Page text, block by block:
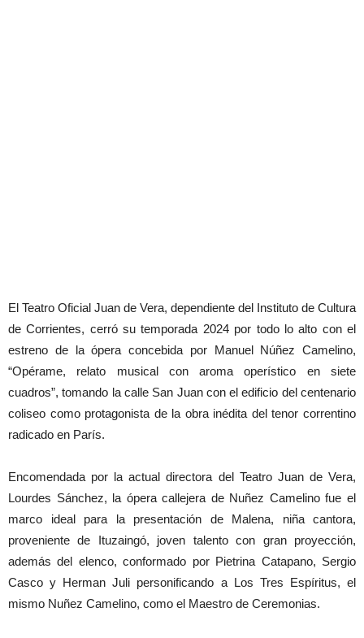
El Teatro Oficial Juan de Vera, dependiente del Instituto de Cultura
de Corrientes, cerró su temporada 2024 por todo lo alto con el
estreno de la ópera concebida por Manuel Núñez Camelino,
“Opérame, relato musical con aroma operístico en siete
cuadros”, tomando la calle San Juan con el edificio del centenario
coliseo como protagonista de la obra inédita del tenor correntino
radicado en París.
Encomendada por la actual directora del Teatro Juan de Vera,
Lourdes Sánchez, la ópera callejera de Nuñez Camelino fue el
marco ideal para la presentación de Malena, niña cantora,
proveniente de Ituzaingó, joven talento con gran proyección,
además del elenco, conformado por Pietrina Catapano, Sergio
Casco y Herman Juli personificando a Los Tres Espíritus, el
mismo Nuñez Camelino, como el Maestro de Ceremonias.